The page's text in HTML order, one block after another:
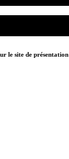
le site de présentation